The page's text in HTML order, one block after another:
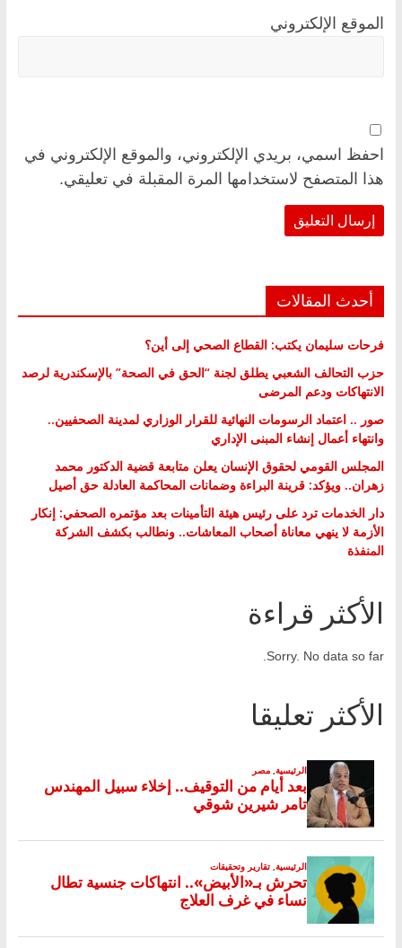
الموقع الإلكتروني
احفظ اسمي، بريدي الإلكتروني، والموقع الإلكتروني في
هذا المتصفح لاستخدامها المرة المقبلة في تعليقي.
أحدث المقالات
فرحات سليمان يكتب: القطاع الصحي إلى أين؟
حزب التحالف الشعبي يطلق لجنة “الحق في الصحة” بالإسكندرية لرصد
الانتهاكات ودعم المرضى
صور .. اعتماد الرسومات النهائية للقرار الوزاري لمدينة الصحفيين..
وانتهاء أعمال إنشاء المبنى الإداري
المجلس القومي لحقوق الإنسان يعلن متابعة قضية الدكتور محمد
زهران.. ويؤكد: قرينة البراءة وضمانات المحاكمة العادلة حق أصيل
دار الخدمات ترد على رئيس هيئة التأمينات بعد مؤتمره الصحفي: إنكار
الأزمة لا ينهي معاناة أصحاب المعاشات.. ونطالب بكشف الشركة
المنفذة
الأكثر قراءة
Sorry. No data so far.
الأكثر تعليقا